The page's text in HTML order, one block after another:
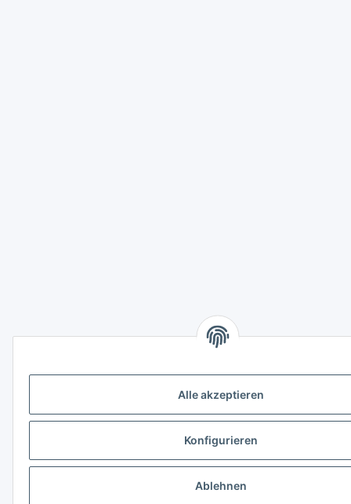
Alle akzeptieren
Konfigurieren
Ablehnen